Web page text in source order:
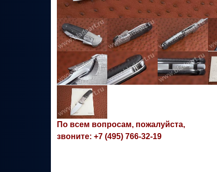
По всем вопросам, пожалуйста,
звоните: +7 (495) 766-32-19